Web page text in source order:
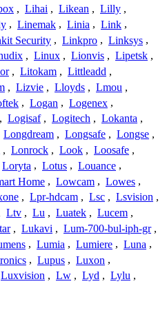
, Lihai , Likean , Lilly ,
, Linemak , Linia , Link ,
Security , Linkpro , Linksys ,
, Linux , Lionvis , Lipetsk ,
, Litokam , Littleadd ,
, Lizvie , Lloyds , Lmou ,
, Logan , Logenex ,
, Logisaf , Logitech , Lokanta ,
Longdream , Longsafe , Longse ,
, Lonrock , Look , Loosafe ,
Loryta , Lotus , Louance ,
Home , Lowcam , Lowes ,
, Lpr-hdcam , Lsc , Lsvision ,
Ltv , Lu , Luatek , Lucem ,
, Lukavi , Lum-700-bul-iph-gr ,
, Lumia , Lumiere , Luna ,
, Lupus , Luxon ,
Luxvision , Lw , Lyd , Lylu ,